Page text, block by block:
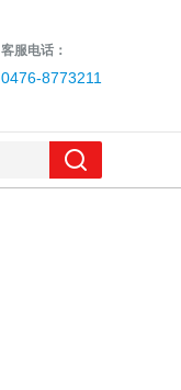
客服电话：
0476-8773211